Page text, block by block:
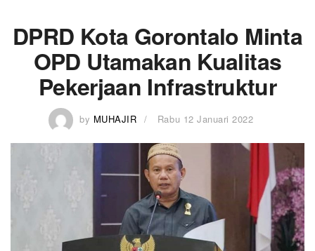
DPRD Kota Gorontalo Minta
OPD Utamakan Kualitas
Pekerjaan Infrastruktur
by MUHAJIR Rabu 12 Januari 2022